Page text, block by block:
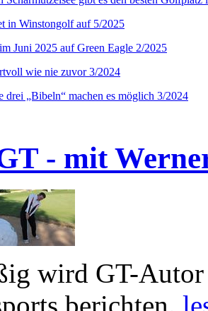
in Winstongolf auf 5/2025
Juni 2025 auf Green Eagle 2/2025
wie nie zuvor 3/2024
drei „Bibeln“ machen es möglich 3/2024
- mit
wird GT-